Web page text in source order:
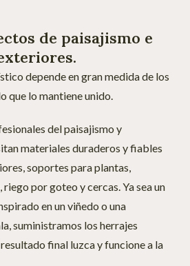
de paisajismo e
depende en gran medida de los
que lo mantiene unido.
del paisajismo y
materiales duraderos y fiables
soportes para plantas,
por goteo y cercas. Ya sea un
en un viñedo o una
suministramos los herrajes
final luzca y funcione a la